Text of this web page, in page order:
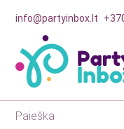
info@partyinbox.lt